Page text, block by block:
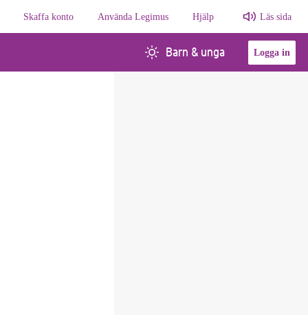
Skaffa konto Använda Legimus Hjälp Läs sida
Barn & unga Logga in